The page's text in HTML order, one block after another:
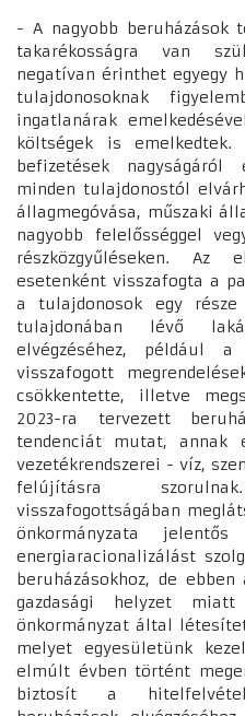
- A nagyobb beruházások
takarékosságra van
negatívan érinthet egyegy
tulajdonosoknak
ingatlanárak
költségek is
befizetések
minden tulajdonostól
állagmegóvása, műszaki
nagyobb felelősséggel
részközgyűléseken. Az
esetenként visszafogta a
a tulajdonosok egy
tulajdonában lévő
elvégzéséhez, például
visszafogott
csökkentette, illetve
2023-ra tervezett
tendenciát mutat, annak
vezetékrendszerei - víz,
felújításra
visszafogottságában
önkormányzata
energiaracionalizálást
beruházásokhoz, de
gazdasági helyzet
önkormányzat által
melyet egyesületünk
elmúlt évben történt
biztosít a